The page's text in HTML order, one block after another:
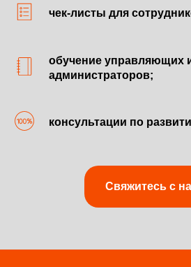
чек-листы для
обучение управляющих
администраторов;
консультации по
Свяжитесь с